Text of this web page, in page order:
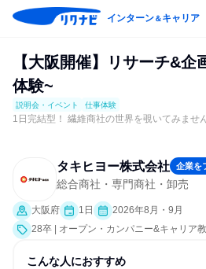
インターン＆キャリア
【大阪開催】リサーチ&
体験~
説明会・イベント 仕事体験
1日完結型！ 繊維商社の世界を覗いてみませ
タキヒヨー株式会社 企業を
総合商社・専門商社・卸売
大阪府 1日
2026年8月・9月
28卒 | オープン・カンパニー&キャリア
体験）
こんな人におすすめ